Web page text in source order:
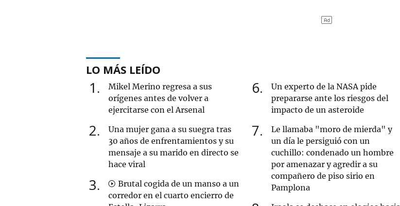
LO MÁS LEÍDO
1
Mikel Merino regresa a sus
orígenes antes de volver a
ejercitarse con el Arsenal
2
Una mujer gana a su suegra tras
30 años de enfrentamientos y su
mensaje a su marido en directo se
hace viral
3
Brutal cogida de un manso a un
corredor en el cuarto encierro de
6
Un experto de la NASA pide
prepararse ante los riesgos del
impacto de un asteroide
7
Le llamaba "moro de mierda" y
un día le persiguió con un
cuchillo: condenado un hombre
por amenazar y agredir a su
compañero de piso sirio en
Pamplona